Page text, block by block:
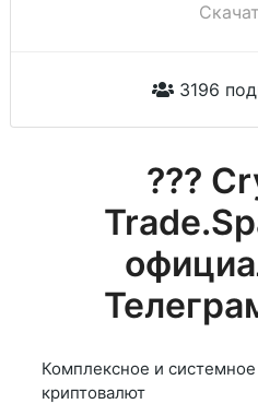
3196
??‍?
Комплексное и системное
криптовалют